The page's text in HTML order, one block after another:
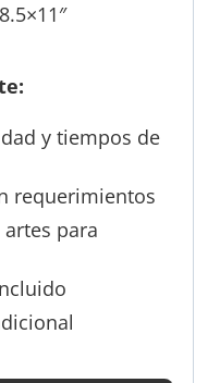
y tiempos de
requerimientos
para